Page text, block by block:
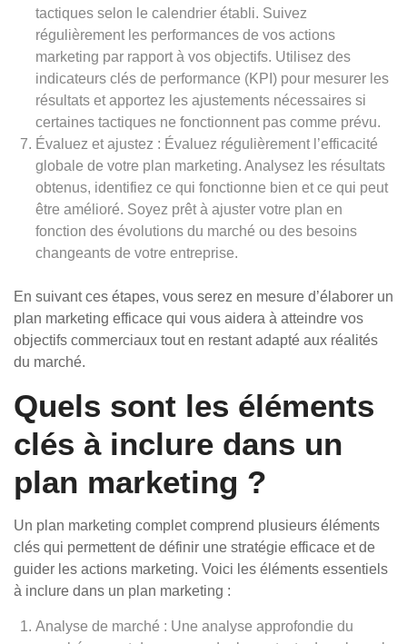
tactiques selon le calendrier établi. Suivez
régulièrement les performances de vos actions
marketing par rapport à vos objectifs. Utilisez des
indicateurs clés de performance (KPI) pour mesurer les
résultats et apportez les ajustements nécessaires si
certaines tactiques ne fonctionnent pas comme prévu.
Évaluez et ajustez : Évaluez régulièrement l’efficacité
globale de votre plan marketing. Analysez les résultats
obtenus, identifiez ce qui fonctionne bien et ce qui peut
être amélioré. Soyez prêt à ajuster votre plan en
fonction des évolutions du marché ou des besoins
changeants de votre entreprise.
En suivant ces étapes, vous serez en mesure d’élaborer un
plan marketing efficace qui vous aidera à atteindre vos
objectifs commerciaux tout en restant adapté aux réalités
du marché.
Quels sont les éléments
clés à inclure dans un
plan marketing ?
Un plan marketing complet comprend plusieurs éléments
clés qui permettent de définir une stratégie efficace et de
guider les actions marketing. Voici les éléments essentiels
à inclure dans un plan marketing :
Analyse de marché : Une analyse approfondie du